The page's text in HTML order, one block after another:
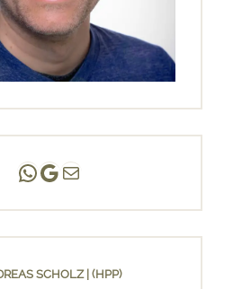
Andreas Scholz | (HPP)
Praxis Adlershof
E-Mail an mich ...
SCHOLZ | (HPP)